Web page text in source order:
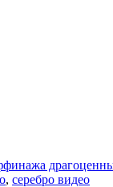
, серебро видео